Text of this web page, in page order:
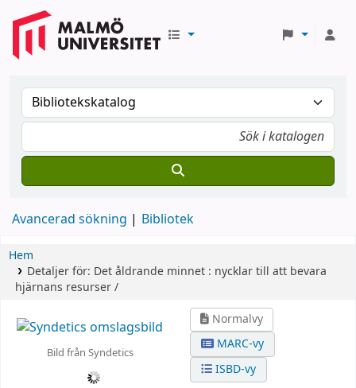
Avancerad sökning Bibliotek
Hem
Detaljer för: Det åldrande minnet : nycklar till att bevara
hjärnans resurser /
Bild från Syndetics
Normalvy
MARC-vy
ISBD-vy